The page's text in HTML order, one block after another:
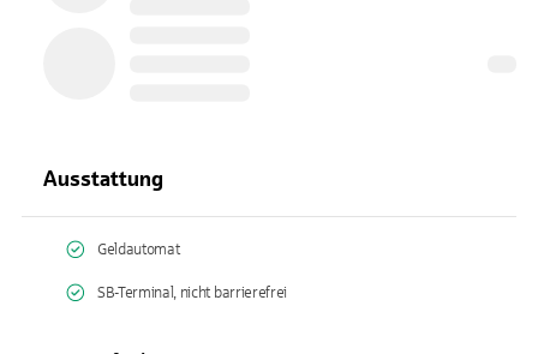
Ausstattung
Geldautomat
SB-Terminal, nicht barrierefrei